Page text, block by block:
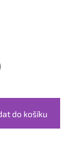
do košíku